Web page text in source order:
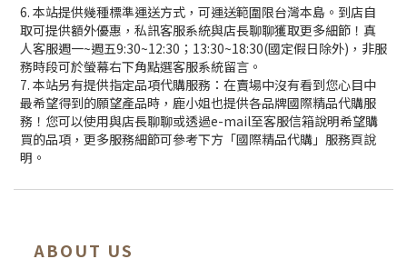
6. 本站提供幾種標準運送方式，可運送範圍限台灣本島。到店自
取可提供額外優惠，私訊客服系統與店長聊聊獲取更多細節！真
人客服週一~週五9:30~12:30；13:30~18:30(國定假日除外)，非服
務時段可於螢幕右下角點選客服系統留言。
7. 本站另有提供指定品項代購服務：在賣場中沒有看到您心目中
最希望得到的願望產品時，鹿小姐也提供各品牌國際精品代購服
務！您可以使用與店長聊聊或透過e-mail至客服信箱說明希望購
買的品項，更多服務細節可參考下方「國際精品代購」服務頁說
明。
ABOUT US